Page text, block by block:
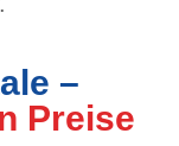
–
Preise